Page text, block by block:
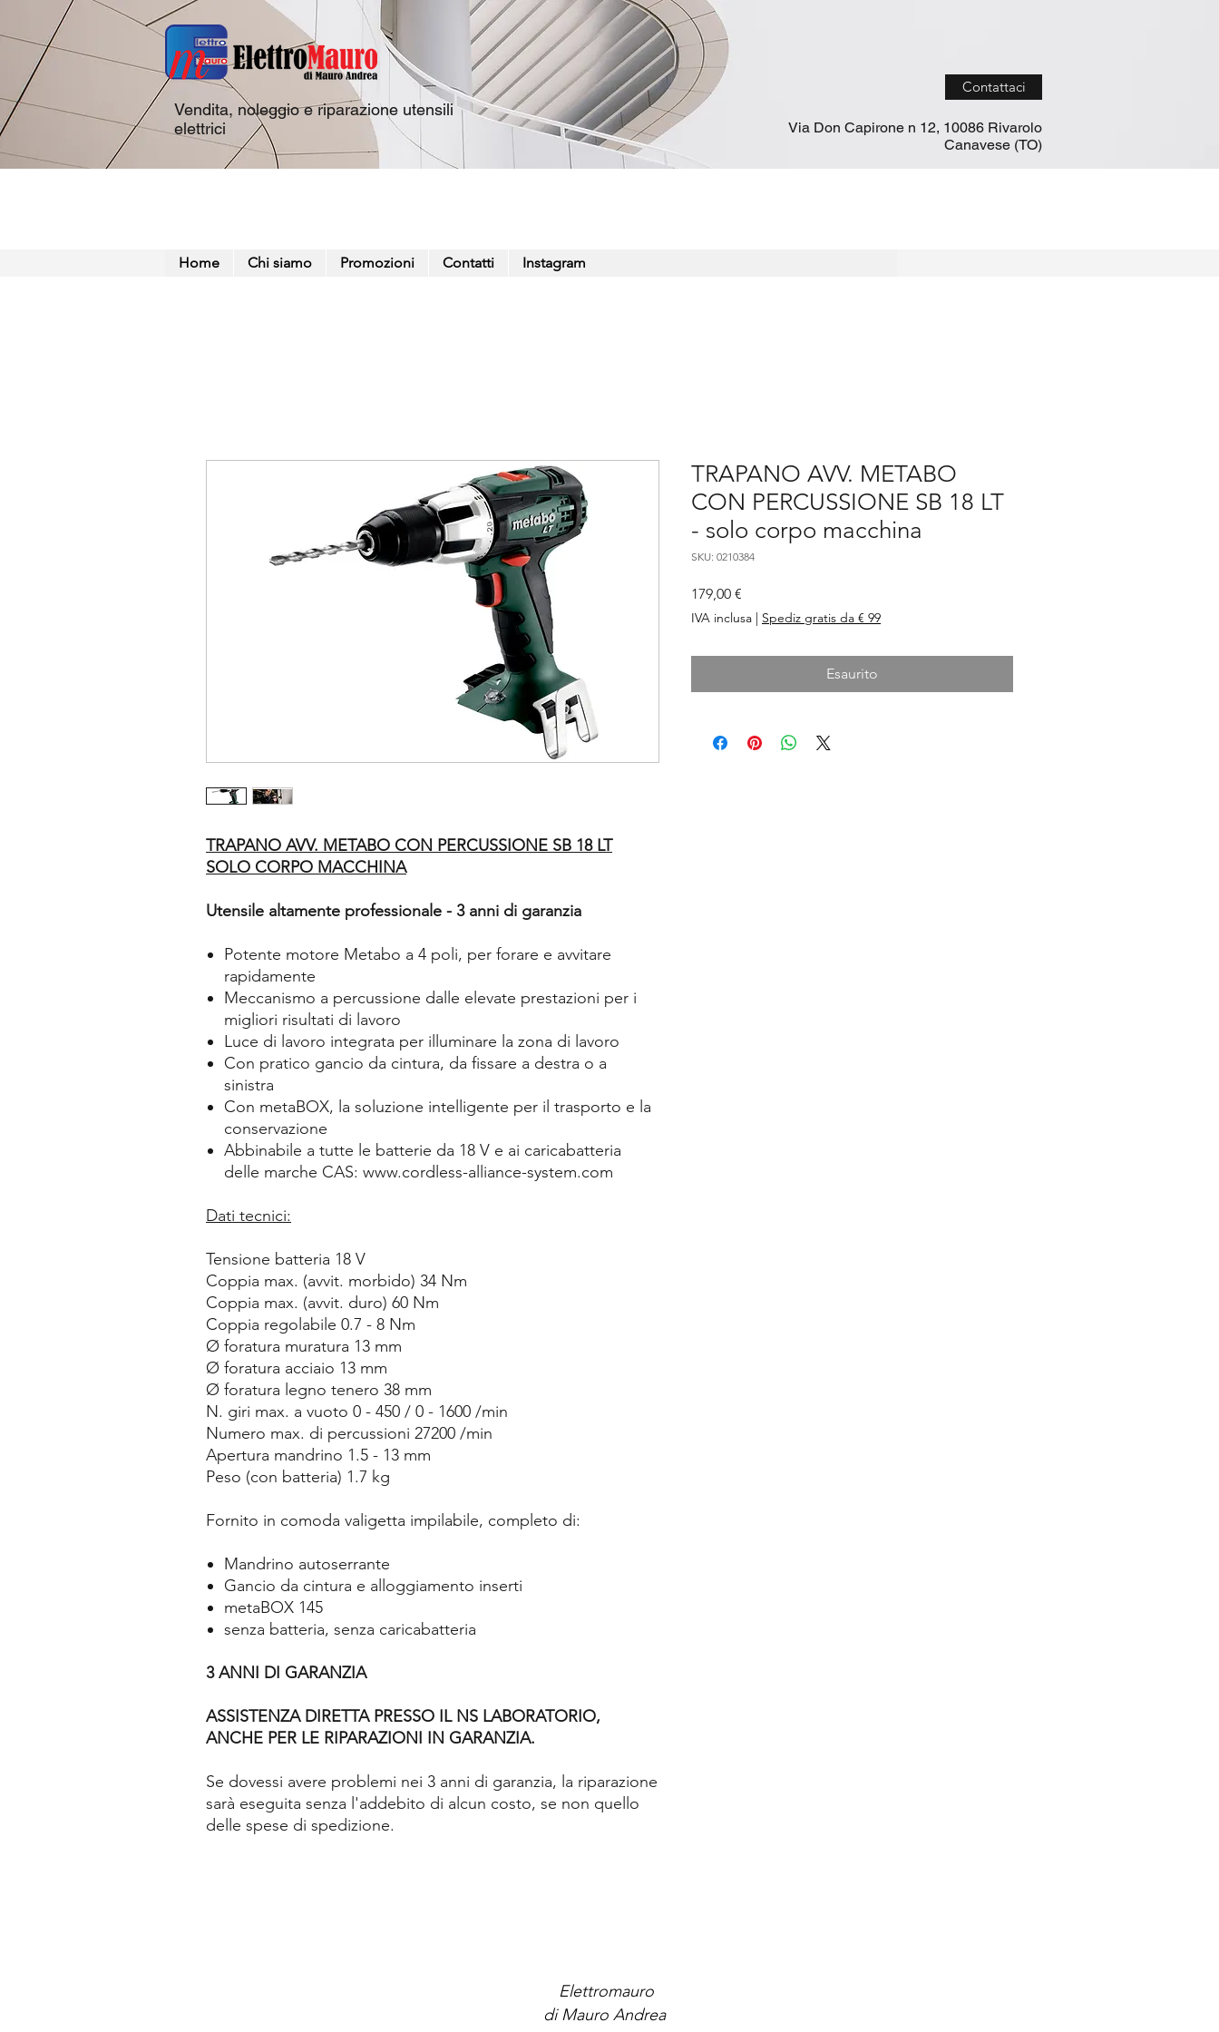
Vendita, noleggio e riparazione utensili
elettrici
Contattaci
Via Don Capirone n 12, 10086 Rivarolo
Canavese (TO)
Home Chi siamo Promozioni Contatti Instagram
TRAPANO AVV. METABO CON PERCUSSIONE SB 18 LT
SOLO CORPO MACCHINA
Utensile altamente professionale - 3 anni di garanzia
Potente motore Metabo a 4 poli, per forare e avvitare
rapidamente
Meccanismo a percussione dalle elevate prestazioni per i
migliori risultati di lavoro
Luce di lavoro integrata per illuminare la zona di lavoro
Con pratico gancio da cintura, da fissare a destra o a
sinistra
Con metaBOX, la soluzione intelligente per il trasporto e la
conservazione
Abbinabile a tutte le batterie da 18 V e ai caricabatteria
delle marche CAS: www.cordless-alliance-system.com
Dati tecnici:
Tensione batteria 18 V
Coppia max. (avvit. morbido) 34 Nm
Coppia max. (avvit. duro) 60 Nm
Coppia regolabile 0.7 - 8 Nm
Ø foratura muratura 13 mm
Ø foratura acciaio 13 mm
Ø foratura legno tenero 38 mm
N. giri max. a vuoto 0 - 450 / 0 - 1600 /min
Numero max. di percussioni 27200 /min
Apertura mandrino 1.5 - 13 mm
Peso (con batteria) 1.7 kg
Fornito in comoda valigetta impilabile, completo di:
Mandrino autoserrante
Gancio da cintura e alloggiamento inserti
metaBOX 145
senza batteria, senza caricabatteria
3 ANNI DI GARANZIA
ASSISTENZA DIRETTA PRESSO IL NS LABORATORIO,
ANCHE PER LE RIPARAZIONI IN GARANZIA.
Se dovessi avere problemi nei 3 anni di garanzia, la riparazione
sarà eseguita senza l'addebito di alcun costo, se non quello
delle spese di spedizione.
TRAPANO AVV. METABO
CON PERCUSSIONE SB 18 LT
- solo corpo macchina
SKU: 0210384
179,00 €
IVA inclusa | Spediz gratis da € 99
Esaurito
Elettromauro
di Mauro Andrea